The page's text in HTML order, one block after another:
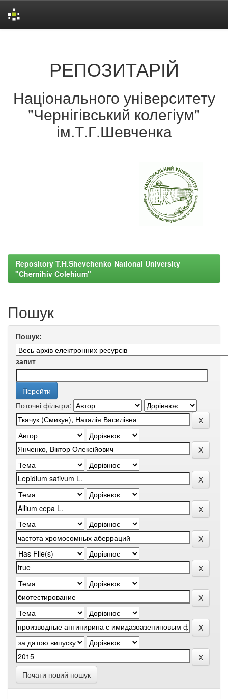
РЕПОЗИТАРІЙ
Національного університету
"Чернігівський колегіум"
ім.Т.Г.Шевченка
Repository T.H.Shevchenko National University
"Chernihiv Colehium"
Пошук
Пошук:
запит
Поточні фільтри:
Почати новий пошук